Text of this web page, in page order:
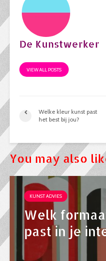
De Kunstwerker
VIEW ALL POSTS
Welke kleur kunst past
het best bij jou?
You may also
KUNST ADVIES
Welk
past in je